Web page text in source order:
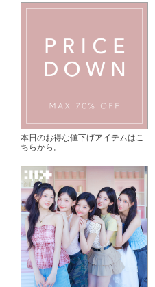
本日のお得な値下げアイテムはこ
ちらから。